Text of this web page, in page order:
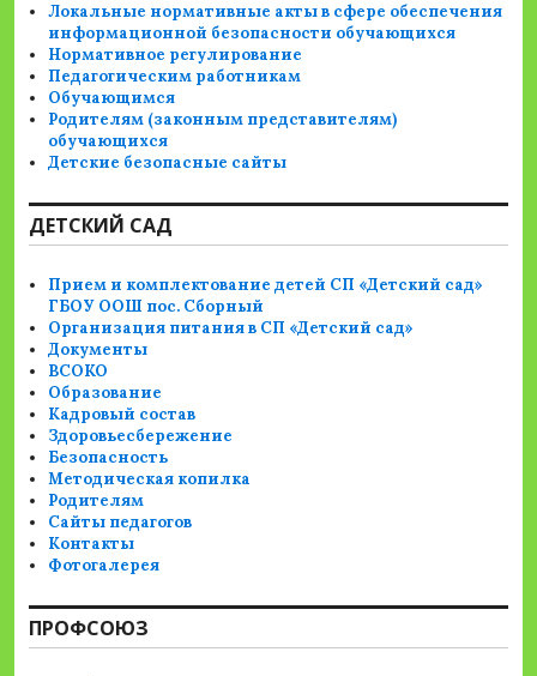
Локальные нормативные акты в сфере обеспечения
информационной безопасности обучающихся
Нормативное регулирование
Педагогическим работникам
Обучающимся
Родителям (законным представителям)
обучающихся
Детские безопасные сайты
ДЕТСКИЙ САД
Прием и комплектование детей СП «Детский сад»
ГБОУ ООШ пос. Сборный
Организация питания в СП «Детский сад»
Документы
ВСОКО
Образование
Кадровый состав
Здоровьесбережение
Безопасность
Методическая копилка
Родителям
Сайты педагогов
Контакты
Фотогалерея
ПРОФСОЮЗ